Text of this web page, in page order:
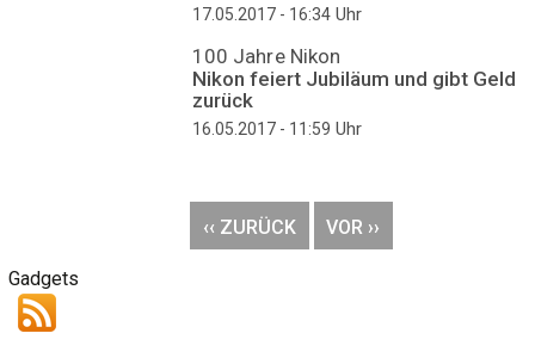
17.05.2017 - 16:34Uhr
100 Jahre Nikon
Nikon feiert Jubiläum und gibt Geld
zurück
16.05.2017 - 11:59 Uhr
VORHERIGE
SEITE
‹‹ ZURÜCK
NÄCHSTE
SEITE
VOR ››
Gadgets